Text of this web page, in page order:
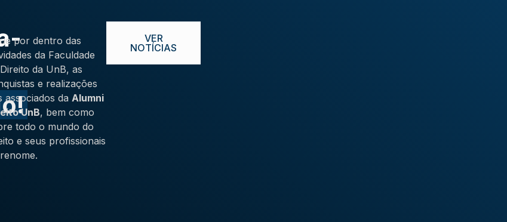
por dentro das
da Faculdade
da UnB, as
e realizações
associados da Alumni
UnB, bem como
todo o mundo do
e seus profissionais
VER
NOTÍCIAS